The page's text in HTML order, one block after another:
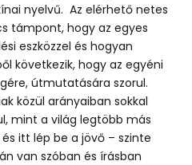
nyelvű. Az elérhető netes
támpont, hogy az egyes
eszközzel és hogyan
következik, hogy az egyéni
útmutatására szorul.
közül arányaiban sokkal
mint a világ legtöbb más
itt lép be a jövő – szinte
van szóban és írásban